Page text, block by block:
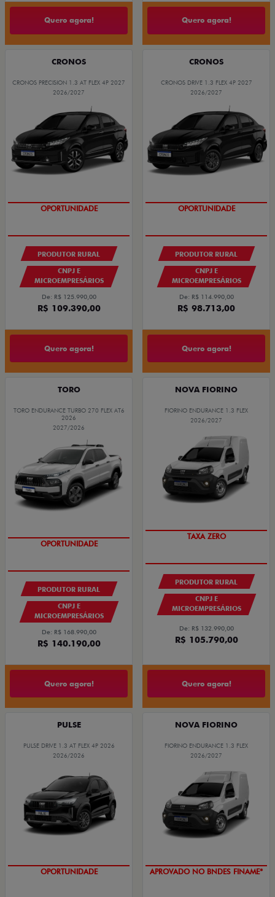
Quero agora! Quero agora!
CRONOS
CRONOS PRECISION 1.3 AT FLEX 4P 2027
2026/2027
OPORTUNIDADE
PRODUTOR RURAL
CNPJ E
MICROEMPRESÁRIOS
De: R$ 125.990,00
R$ 109.390,00
Quero agora!
CRONOS
CRONOS DRIVE 1.3 FLEX 4P 2027
2026/2027
OPORTUNIDADE
PRODUTOR RURAL
CNPJ E
MICROEMPRESÁRIOS
De: R$ 114.990,00
R$ 98.713,00
Quero agora!
TORO
TORO ENDURANCE TURBO 270 FLEX AT6
2026
2027/2026
OPORTUNIDADE
PRODUTOR RURAL
CNPJ E
MICROEMPRESÁRIOS
De: R$ 168.990,00
R$ 140.190,00
Quero agora!
NOVA FIORINO
FIORINO ENDURANCE 1.3 FLEX
2026/2027
TAXA ZERO
PRODUTOR RURAL
CNPJ E
MICROEMPRESÁRIOS
De: R$ 132.990,00
R$ 105.790,00
Quero agora!
PULSE
PULSE DRIVE 1.3 AT FLEX 4P 2026
2026/2026
OPORTUNIDADE
NOVA FIORINO
FIORINO ENDURANCE 1.3 FLEX
2026/2027
APROVADO NO BNDES FINAME*